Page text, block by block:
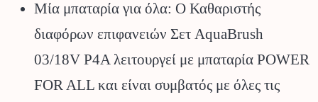
Μία μπαταρία για όλα: Ο Καθαριστής
διαφόρων επιφανειών Σετ AquaBrush
03/18V P4A λειτουργεί με μπαταρία POWER
FOR ALL και είναι συμβατός με όλες τις